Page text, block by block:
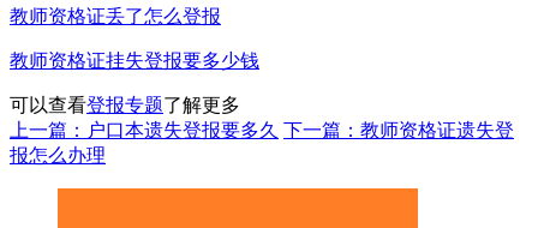
教师资格证丢了怎么登报
教师资格证挂失登报要多少钱
可以查看登报专题了解更多
上一篇：户口本遗失登报要多久 下一篇：教师资格证遗失登
报怎么办理